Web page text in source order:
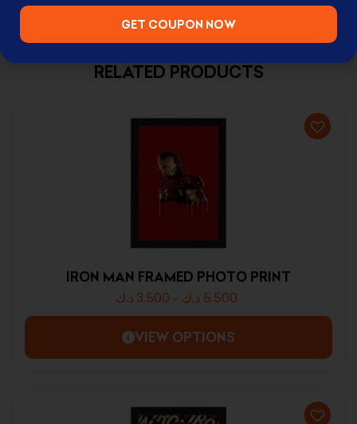
RELATED PRODUCTS
IRON MAN FRAMED PHOTO PRINT
3.500 د.ك - 5.500 د.ك
VIEW OPTIONS
GET COUPON NOW